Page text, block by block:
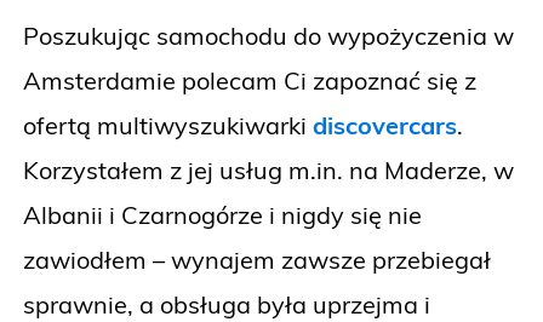
Poszukując samochodu do wypożyczenia w
Amsterdamie polecam Ci zapoznać się z
ofertą multiwyszukiwarki discovercars.
Korzystałem z jej usług m.in. na Maderze, w
Albanii i Czarnogórze i nigdy się nie
zawiodłem – wynajem zawsze przebiegał
sprawnie, a obsługa była uprzejma i